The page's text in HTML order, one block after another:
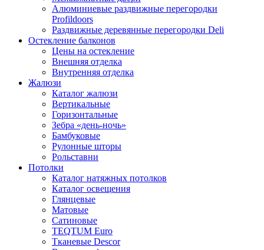
Алюминиевые раздвижные перегородки
Profildoors
Раздвижные деревянные перегородки Deli
Остекление балконов
Цены на остекление
Внешняя отделка
Внутренняя отделка
Жалюзи
Каталог жалюзи
Вертикальные
Горизонтальные
Зебра «день-ночь»
Бамбуковые
Рулонные шторы
Рольставни
Потолки
Каталог натяжных потолков
Каталог освещения
Глянцевые
Матовые
Сатиновые
TEQTUM Euro
Тканевые Descor